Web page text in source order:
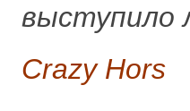
выступило
Crazy Hors